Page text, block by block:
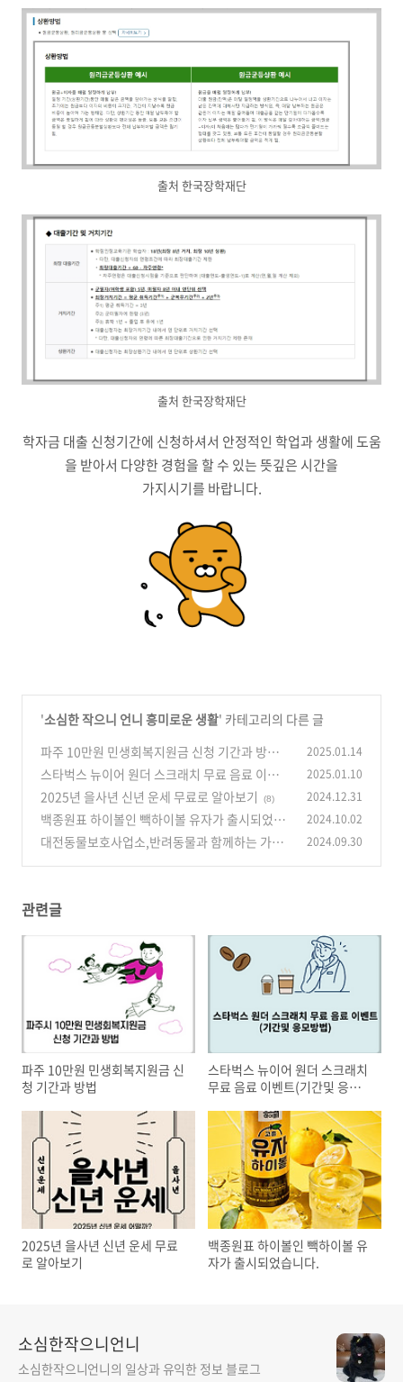
출처 한국장학재단
출처 한국장학재단
학자금 대출 신청기간에 신청하셔서 안정적인 학업과 생활에 도움
을 받아서 다양한 경험을 할 수 있는 뜻깊은 시간을
가지시기를 바랍니다.
'소심한 작으니 언니 흥미로운 생활' 카테고리의 다른 글
파주 10만원 민생회복지원금 신청 기간과 방법
(2)
2025.01.14
스타벅스 뉴이어 원더 스크래치 무료 음료 이벤트
(기간및 응모방법)
(1)
2025.01.10
2025년 을사년 신년 운세 무료로 알아보기 (8) 2024.12.31
백종원표 하이볼인 빽하이볼 유자가 출시되었습
니다. (2)
2024.10.02
대전동물보호사업소,반려동물과 함께하는 가을
2024.09.30
관련글
파주 10만원 민생회복지원금 신
청 기간과 방법
스타벅스 뉴이어 원더 스크래치
무료 음료 이벤트(기간및 응모방
2025년 을사년 신년 운세 무료
로 알아보기
백종원표 하이볼인 빽하이볼 유
자가 출시되었습니다.
소심한작으니언니
소심한작으니언니의 일상과 유익한 정보 블로그